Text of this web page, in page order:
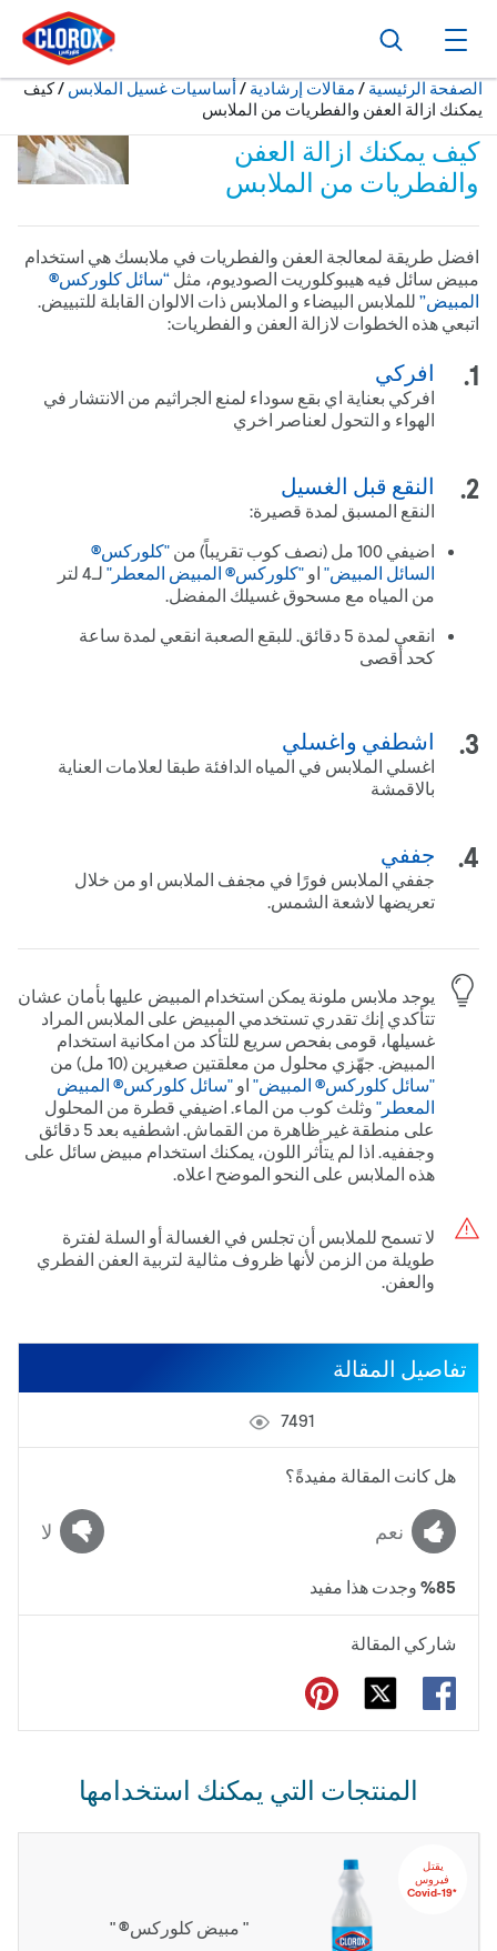
بحث
الصفحة الرئيسية / مقالات إرشادية أساسيات غسيل الملابس حالياً:
كيف
يمكنك ازالة العفن والفطريات من الملابس
كيف يمكنك ازالة العفن
والفطريات من الملابس
افضل طريقة لمعالجة العفن والفطريات في ملابسك هي استخدام
مبيض سائل فيه هيبوكلوريت الصوديوم، مثل “سائل كلوركس®
المبيض” للملابس البيضاء و الملابس ذات الالوان القابلة للتبييض.
اتبعي هذه الخطوات لازالة العفن و الفطريات:
افركي
افركي بعناية اي بقع سوداء لمنع الجراثيم من الانتشار في
الهواء و التحول لعناصر اخري
النقع قبل الغسيل
النقع المسبق لمدة قصيرة:
اضيفي 001 مل (نصف كوب تقريباً) من "كلوركس®
السائل المبيض" او "كلوركس® المبيض المعطر" لـ4 لتر
من المياه مع مسحوق غسيلك المفضل.
انقعي لمدة 5 دقائق. للبقع الصعبة انقعي لمدة ساعة
كحد أقصى
اشطفي واغسلي
اغسلي الملابس في المياه الدافئة طبقا لعلامات العناية
بالاقمشة
جففي
جففي الملابس فورًا في مجفف الملابس او من خلال
تعريضها لاشعة الشمس.
يوجد ملابس ملونة يمكن استخدام المبيض عليها بأمان عشان
تتأكدي إنك تقدري تستخدمي المبيض على الملابس المراد
غسيلها، قومى بفحص سريع للتأكد من امكانية استخدام
المبيض. جهّزي محلول من معلقتين صغيرين (10 مل) من
"سائل كلوركس® المبيض" او "سائل كلوركس® المبيض
المعطر" وثلث كوب من الماء. اضيفي قطرة من المحلول
على منطقة غير ظاهرة من القماش. اشطفيه بعد 5 دقائق
وجففيه. اذا لم يتأثر اللون، يمكنك استخدام مبيض سائل على
هذه الملابس على النحو الموضح اعلاه.
لا تسمح للملابس أن تجلس في الغسالة أو السلة لفترة
طويلة من الزمن لأنها ظروف مثالية لتربية العفن الفطري
والعفن.
تفاصيل المقالة
7491
هل كانت المقالة مفيدةً؟
نعم لا
85
% وجدت هذا مفيد
شاركي المقالة
المنتجات التي يمكنك استخدامها
يقتل‬ ‫‫‫‫‏‫
‬‫فيروس
‏*‫Covid-19
" مبيض كلوركس® "